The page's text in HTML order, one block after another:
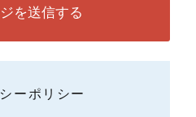
を送信する
ーポリシー